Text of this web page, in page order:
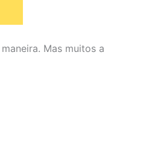
Mas muitos a